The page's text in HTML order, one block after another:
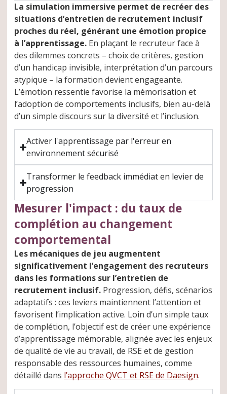
La simulation immersive permet de recréer des
situations d’entretien de recrutement inclusif
proches du réel, générant une émotion propice
à l’apprentissage. En plaçant le recruteur face à
des dilemmes concrets – choix de critères, gestion
d’un handicap invisible, interprétation d’un parcours
atypique – la formation devient engageante.
L’émotion ressentie favorise la mémorisation et
l’adoption de comportements inclusifs, bien au-delà
d’un simple discours sur la diversité et l’inclusion.
Activer l'apprentissage par l'erreur en
environnement sécurisé
Transformer le feedback immédiat en levier de
progression
Mesurer l'impact : du taux de
complétion au changement
comportemental
Les mécaniques de jeu augmentent
significativement l’engagement des recruteurs
dans les formations sur l’entretien de
recrutement inclusif. Progression, défis, scénarios
adaptatifs : ces leviers maintiennent l’attention et
favorisent l’implication active. Loin d’un simple taux
de complétion, l’objectif est de créer une expérience
d’apprentissage mémorable, alignée avec les enjeux
de qualité de vie au travail, de RSE et de gestion
responsable des ressources humaines, comme
détaillé dans l’approche QVCT et RSE de Daesign.